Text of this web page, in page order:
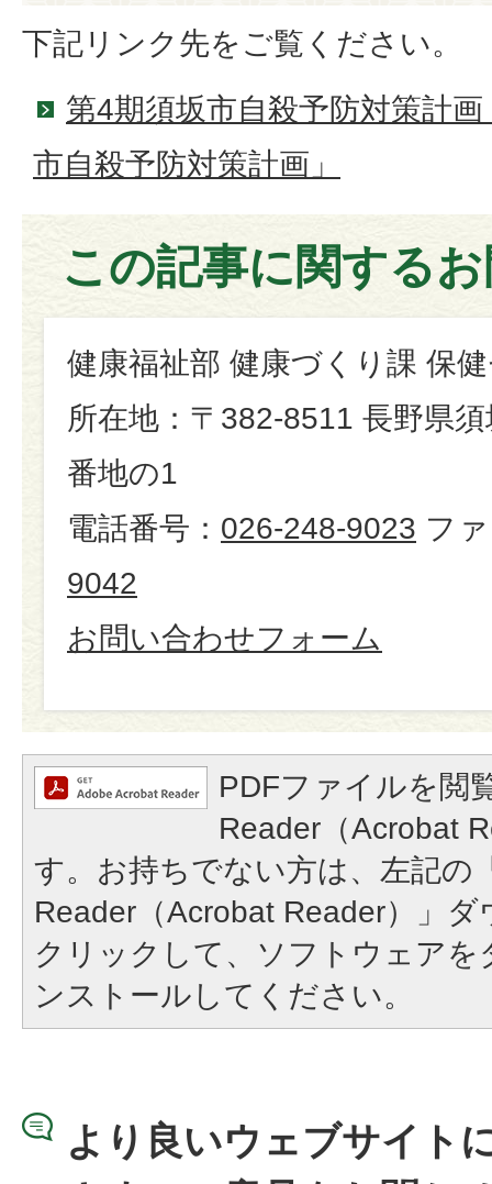
下記リンク先をご覧ください。
第4期須坂市自殺予防対策計
市自殺予防対策計画」
この記事に関する
健康福祉部 健康づくり課 保
所在地：〒382-8511 長野県
番地の1
電話番号： 026-248-9023 フ
9042
お問い合わせフォーム
PDFファイルを閲
Reader（Acrobat
す。お持ちでない方は、左記の
Reader（Acrobat Reader）」
クリックして、ソフトウェア
ンストールしてください。
より良いウェブサイト